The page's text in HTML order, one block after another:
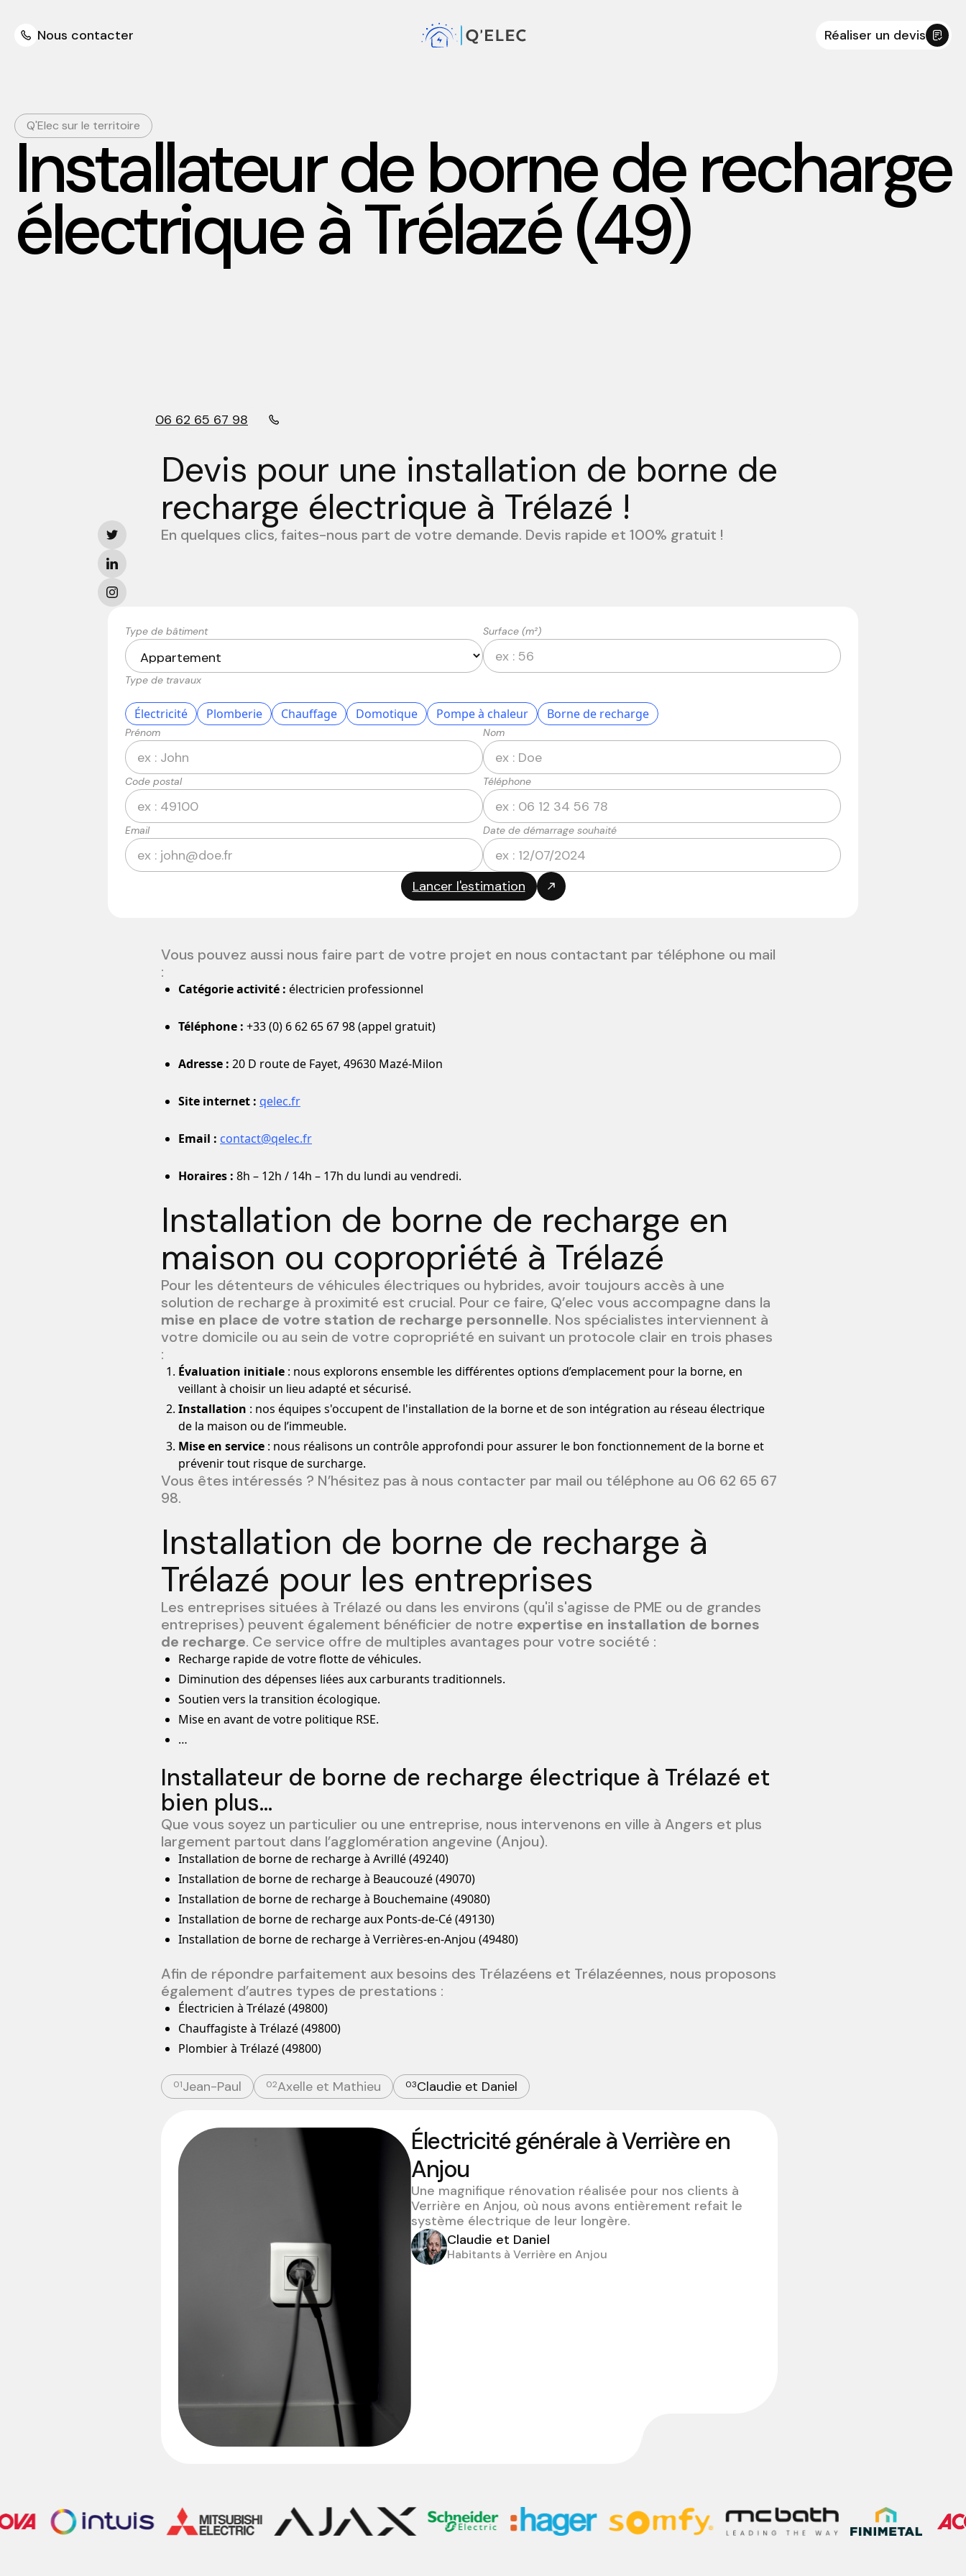
Nous contacter Réaliser un devis
Q'Elec sur le territoire
Installateur de borne de recharge
électrique à Trélazé (49)
06 62 65 67 98
Devis pour une installation de borne de
recharge électrique à Trélazé !
En quelques clics, faites-nous part de votre demande. Devis rapide et 100% gratuit !
Type de bâtiment Surface (m²)
Type de travaux
Électricité Plomberie Chauffage Domotique Pompe à chaleur Borne de recharge
Prénom Nom
Code postal Téléphone
Email Date de démarrage souhaité
Vous pouvez aussi nous faire part de votre projet en nous contactant par téléphone ou mail
:
Catégorie activité : électricien professionnel
Téléphone : +33 (0) 6 62 65 67 98 (appel gratuit)
Adresse : 20 D route de Fayet, 49630 Mazé-Milon
Site internet : qelec.fr
Email : contact@qelec.fr
Horaires : 8h – 12h / 14h – 17h du lundi au vendredi.
Installation de borne de recharge en
maison ou copropriété à Trélazé
Pour les détenteurs de véhicules électriques ou hybrides, avoir toujours accès à une
solution de recharge à proximité est crucial. Pour ce faire, Q’elec vous accompagne dans la
mise en place de votre station de recharge personnelle. Nos spécialistes interviennent à
votre domicile ou au sein de votre copropriété en suivant un protocole clair en trois phases
:
Évaluation initiale : nous explorons ensemble les différentes options d’emplacement pour la borne, en
veillant à choisir un lieu adapté et sécurisé.
Installation : nos équipes s'occupent de l'installation de la borne et de son intégration au réseau électrique
de la maison ou de l’immeuble.
Mise en service : nous réalisons un contrôle approfondi pour assurer le bon fonctionnement de la borne et
prévenir tout risque de surcharge.
Vous êtes intéressés ? N’hésitez pas à nous contacter par mail ou téléphone au 06 62 65 67
98.
Installation de borne de recharge à
Trélazé pour les entreprises
Les entreprises situées à Trélazé ou dans les environs (qu'il s'agisse de PME ou de grandes
entreprises) peuvent également bénéficier de notre expertise en installation de bornes
de recharge. Ce service offre de multiples avantages pour votre société :
Recharge rapide de votre flotte de véhicules.
Diminution des dépenses liées aux carburants traditionnels.
Soutien vers la transition écologique.
Mise en avant de votre politique RSE.
…
Installateur de borne de recharge électrique à Trélazé et
bien plus…
Que vous soyez un particulier ou une entreprise, nous intervenons en ville à Angers et plus
largement partout dans l’agglomération angevine (Anjou).
Installation de borne de recharge à Avrillé (49240)
Installation de borne de recharge à Beaucouzé (49070)
Installation de borne de recharge à Bouchemaine (49080)
Installation de borne de recharge aux Ponts-de-Cé (49130)
Installation de borne de recharge à Verrières-en-Anjou (49480)
Afin de répondre parfaitement aux besoins des Trélazéens et Trélazéennes, nous proposons
également d’autres types de prestations :
Électricien à Trélazé (49800)
Chauffagiste à Trélazé (49800)
Plombier à Trélazé (49800)
01Jean-Paul 02Axelle et Mathieu 03Claudie et Daniel
Électricité générale à Verrière en
Anjou
Une magnifique rénovation réalisée pour nos clients à
Verrière en Anjou, où nous avons entièrement refait le
système électrique de leur longère.
Claudie et Daniel
Habitants à Verrière en Anjou